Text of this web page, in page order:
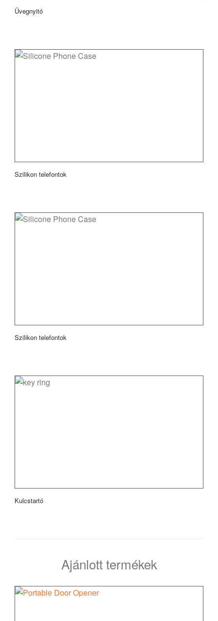
Üvegnyitó
Szilikon telefontok
Szilikon telefontok
Kulcstartó
Ajánlott termékek